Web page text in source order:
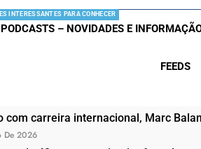
INTERESSANTES PARA CONHECER
PODCASTS – NOVIDADES E
FEEDS
com carreira internacional, Marc
De 2026